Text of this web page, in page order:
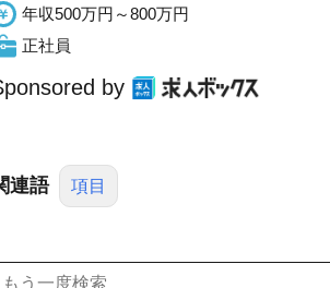
年収500万円～800万円
正社員
by
連語 項目